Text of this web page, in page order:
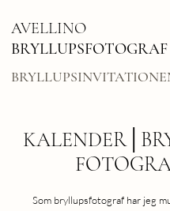
AVELLINO
BRYLLUPSFOTOGRAF
Som bryllupsfotograf har jeg